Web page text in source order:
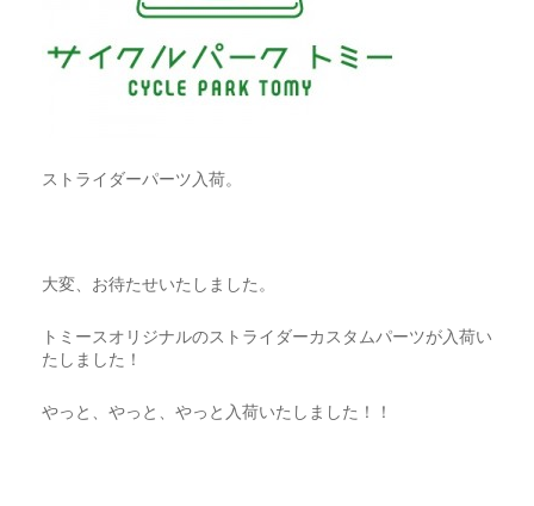
ストライダーパーツ入荷。
大変、お待たせいたしました。
トミースオリジナルのストライダーカスタムパーツが入荷い
たしました！
やっと、やっと、やっと入荷いたしました！！